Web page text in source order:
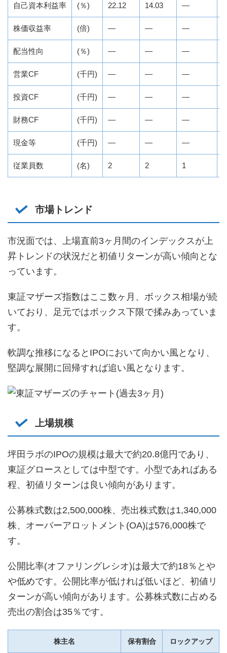
自己資本利益率 (％) 22.12 14.03 ―
株価収益率 (倍) ― ― ―
配当性向 (％) ― ― ―
営業CF (千円) ― ― ―
投資CF (千円) ― ― ―
財務CF (千円) ― ― ―
現金等 (千円) ― ― ―
従業員数 (名) 2 2 1
市場トレンド
市況面では、上場直前3ヶ月間のインデックスが上
昇トレンドの状況だと初値リターンが高い傾向とな
っています。
東証マザーズ指数はここ数ヶ月、ボックス相場が続
いており、足元ではボックス下限で揉みあっていま
す。
軟調な推移になるとIPOにおいて向かい風となり、
堅調な展開に回帰すれば追い風となります。
上場規模
坪田ラボのIPOの規模は最大で約20.8億円であり、
東証グロースとしては中型です。小型であればある
程、初値リターンは良い傾向があります。
公募株式数は2,500,000株、売出株式数は1,340,000
株、オーバーアロットメント(OA)は576,000株で
す。
公開比率(オファリングレシオ)は最大で約18％とや
や低めです。公開比率が低ければ低いほど、初値リ
ターンが高い傾向があります。公募株式数に占める
売出の割合は35％です。
株主名 保有割合 ロックアップ